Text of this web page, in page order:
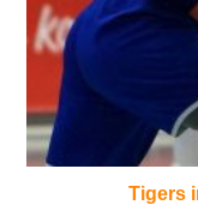
Tigers